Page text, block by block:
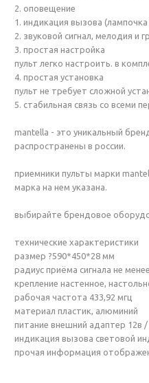
2. оповещение
1. индикация вызова
2. звуковой сигнал, мелодия и
3. простая настройка
пульт легко настроить. в
4. простая установка
пульт не требует сложной
5. стабильная связь со всеми
mantella - это уникальный
распространены в россии.
приемники пульты марки
марка на нем указана.
выбирайте брендовое
технические характеристики
размер ?590*450*28 мм
радиус приёма сигнала не
крепление настенное,
рабочая частота 433,92 мгц
материал пластик, алюминий
питание внешний адаптер 12в
индикация вызова световой
прочая информация